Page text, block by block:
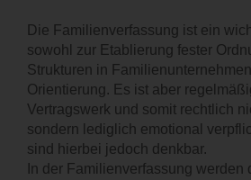
Die Familienverfassung ist ein
sowohl zur Etablierung fester
Strukturen in
Orientierung. Es ist aber
Vertragswerk und somit rechtlich
sondern lediglich emotional
sind hierbei jedoch denkbar.
In der Familienverfassung werden